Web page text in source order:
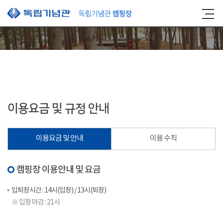
본문 바로가기
이용요금 및 규정 안내
이용요금 및 안내 이용 수칙
캠핑장 이용안내 및 요금
입퇴장시간 : 14시(입장) / 13시(퇴장)
※ 입장 마감 : 21시